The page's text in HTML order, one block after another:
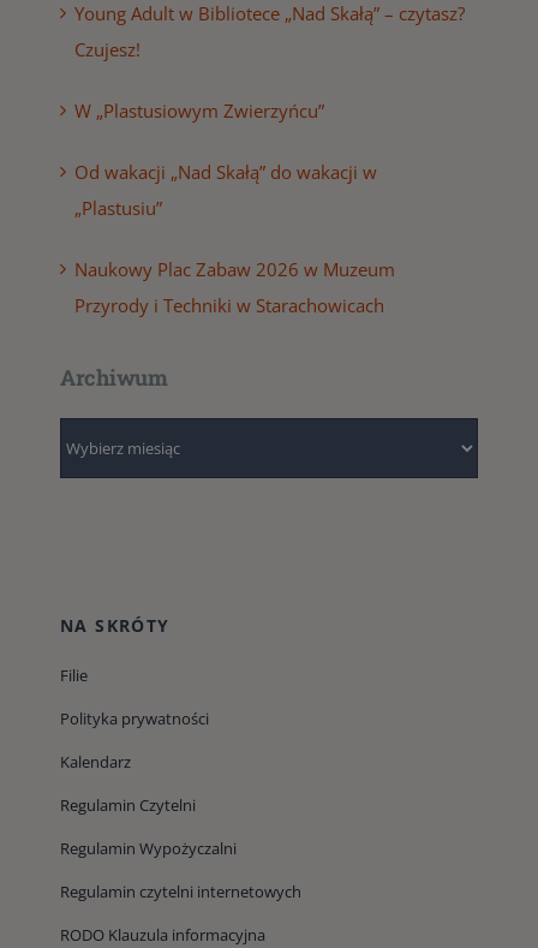
Young Adult w Bibliotece „Nad Skałą” – czytasz?
Czujesz!
W „Plastusiowym Zwierzyńcu”
Od wakacji „Nad Skałą” do wakacji w
„Plastusiu”
Naukowy Plac Zabaw 2026 w Muzeum
Przyrody i Techniki w Starachowicach
Archiwum
NA SKRÓTY
Filie
Polityka prywatności
Kalendarz
Regulamin Czytelni
Regulamin Wypożyczalni
Regulamin czytelni internetowych
RODO Klauzula informacyjna